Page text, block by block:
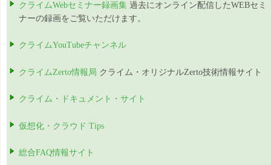
クライムWebセミナー録画集 過去にオンライン配信したWEBセミ
ナーの録画をご覧いただけます。
クライムYouTubeチャンネル
クライムZerto情報局 クライム・オリジナルZerto技術情報サイト
クライム・ドキュメント・サイト
仮想化・クラウド Tips
総合FAQ情報サイト